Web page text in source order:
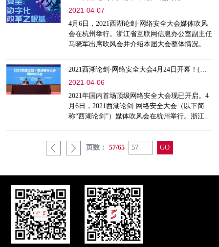
2021-04-07
4月6日，2021西湖论剑·网络安全大会媒体吹风
会在杭州举行。浙江省互联网信息办公室副主任
马晓军出席吹风会并介绍本届大会整体情况。现
化改革之根基”这一主题于4月24日正式举行。
2021西湖论剑·网络安全大会4月24日开幕！(附报名通道)
2021-04-06
2021年国内首场顶级网络安全大会现已开启。4
月6日，2021西湖论剑·网络安全大会（以下简
称“西湖论剑”）媒体吹风会在杭州举行。浙江省
页数：
57/65